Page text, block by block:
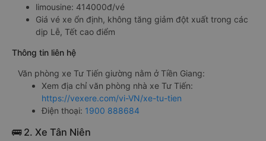
limousine: 414000đ/vé
Giá vé xe ổn định, không tăng giảm đột xuất trong các
dịp Lễ, Tết cao điểm
Thông tin liên hệ
Văn phòng xe Tư Tiến giường nằm ở Tiền Giang:
Xem địa chỉ văn phòng nhà xe Tư Tiến:
https://vexere.com/vi-VN/xe-tu-tien
Điện thoại: 1900 888684
🚌 2. Xe Tân Niên